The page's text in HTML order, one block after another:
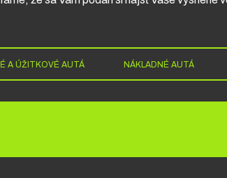
A ÚŽITKOVÉ AUTÁ NÁKLADNÉ AUTÁ